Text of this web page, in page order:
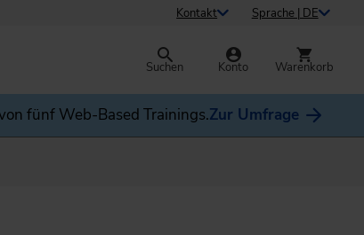
Kontakt Sprache | DE
Suchen Konto Warenkorb
fünf Web-Based Trainings.Zur Umfrage